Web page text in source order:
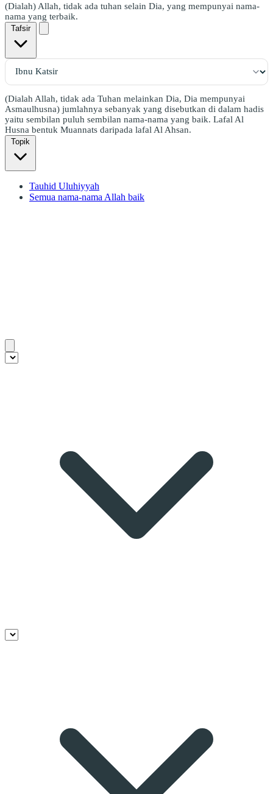
(Dialah) Allah, tidak ada tuhan selain Dia, yang mempunyai nama-
nama yang terbaik.
Tafsir
(Dialah Allah, tidak ada Tuhan melainkan Dia, Dia mempunyai
Asmaulhusna) jumlahnya sebanyak yang disebutkan di dalam hadis
yaitu sembilan puluh sembilan nama-nama yang baik. Lafal Al
Husna bentuk Muannats daripada lafal Al Ahsan.
Topik
Tauhid Uluhiyyah
Semua nama-nama Allah baik